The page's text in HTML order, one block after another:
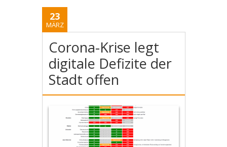
23
MÄRZ
Corona-Krise legt
digitale Defizite der
Stadt offen